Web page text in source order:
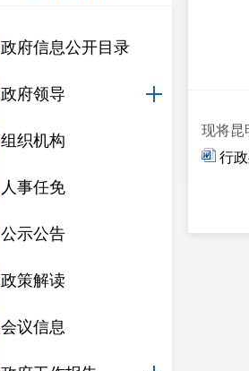
政府信息公开目录
政府领导
组织机构
人事任免
公示公告
政策解读
会议信息
现将昆
行